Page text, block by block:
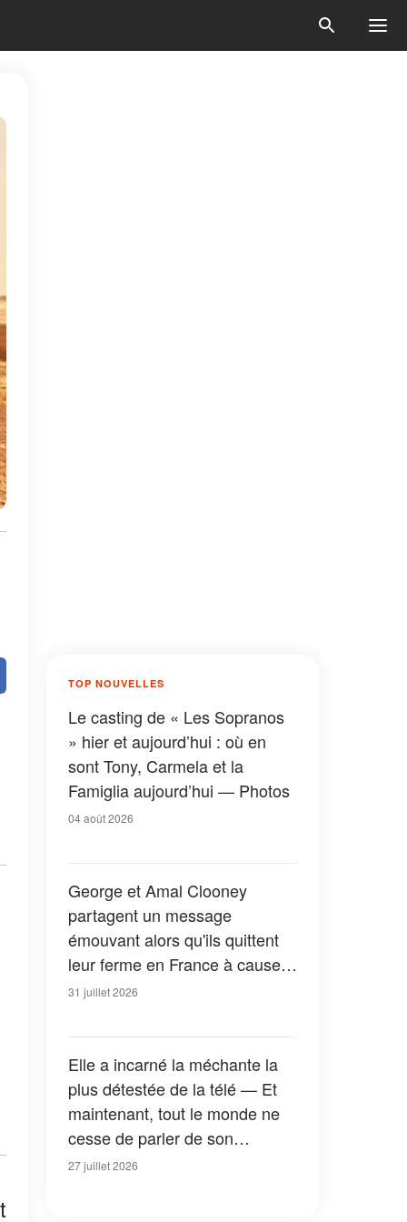
TOP NOUVELLES
Le casting de « Les Sopranos
» hier et aujourd’hui : où en
sont Tony, Carmela et la
Famiglia aujourd’hui — Photos
04 août 2026
George et Amal Clooney
partagent un message
émouvant alors qu'ils quittent
leur ferme en France à cause
des feux de forêt — Tous les
31 juillet 2026
Elle a incarné la méchante la
plus détestée de la télé — Et
maintenant, tout le monde ne
cesse de parler de son
apparition dans la nouvelle
27 juillet 2026